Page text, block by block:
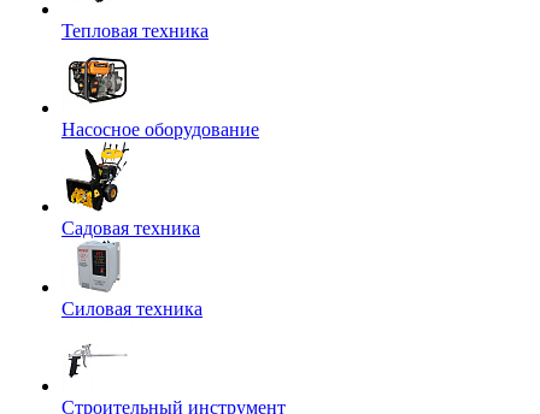
Тепловая техника
Насосное оборудование
Садовая техника
Силовая техника
Строительный инструмент